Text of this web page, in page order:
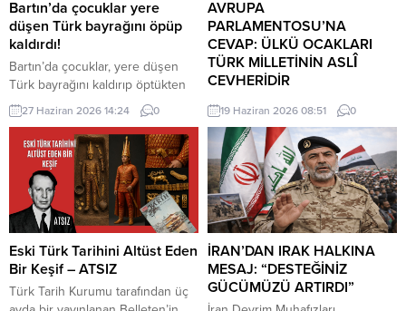
Bartın’da çocuklar yere
düşen Türk bayrağını öpüp
kaldırdı!
Bartın’da çocuklar, yere düşen
Türk bayrağını kaldırıp öptükten
sonra gelen itfaiye ekiplerinin de
yardımıyla göndere çekti. O anlar
cep telefonu kamerası tarafından
kaydedildi. Yerden kaldırıp öptüler
Kemerköprü Mahallesi’nde dün
akşam saatlerinde Cumhuriyet
Parkı içerisindeki direkte bulunan
Türk bayrağı rüzgar nedeniyle
ipinin kopmasıyla yere düştü. Bu
sırada parkta oynayan çocuklar
yere...
27 Haziran 2026 14:24 0
AVRUPA
PARLAMENTOSU’NA
CEVAP: ÜLKÜ OCAKLARI
TÜRK MİLLETİNİN ASLÎ
CEVHERİDİR
MHP milletvekili Prof. Dr. İlyas
Topsakal AB parlamentosuna
cevap verdi: Avrupa
Parlamentosu tarafından 17
Haziran 2026 tarihinde kabul
edilen Türkiye Raporu, teknik bir
ilerleme belgesi olmaktan ziyade,
Türkiye-AB ilişkilerinin gerilimli fay
hatlarını derinleştiren ve
Ankara’nın stratejik özerkliğini
hedef alan bir siyasi pozisyon
belgesi niteliğindedir. Raporun
19 Haziran 2026 08:51 0
Eski Türk Tarihini Altüst Eden
Bir Keşif – ATSIZ
Türk Tarih Kurumu tarafından üç
İRAN’DAN IRAK HALKINA
MESAJ: “DESTEĞİNİZ
GÜCÜMÜZÜ ARTIRDI”